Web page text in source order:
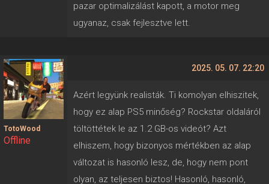
pazar optimalizálást kapott, a motor meg
ugyanaz, csak fejlesztve lett.
TotoWood
Offline
2025. 05. 07. 22:20
Azért legyünk realisták. Ti komolyan elhiszitek,
hogy ez alap PS5 minőség? Rockstar oldaláról
töltöttétek le az 1.2 GB-os videót? Azt
elhiszem, hogy bizonyos mértékben az alap
változat is hasonló lesz, de, hogy nem pont
olyan, az teljesen biztos! Hasonló, hasonló,